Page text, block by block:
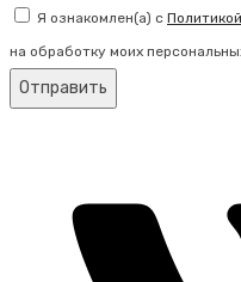
Я ознакомлен(а) с
на обработку моих
Отправить